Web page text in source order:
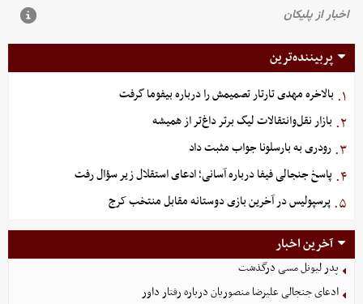
پربیننده‌ترین
۱. بالاخره مهدی تارتار تصمیمش را درباره بیفوما گرفت
۲. بازار نقل‌وانتقالات لیگ برتر داغ‌تر از همیشه
۳. رودری به بارسلونا جواب مثبت داد
۴. پاسخ جنجالی فیفا درباره آسانی؛ ادعای استقلال زیر سؤال رفت
۵. پرسپولیس در آخرین بازی دوستانه مقابل منتخب کرج
آخرین اخبار
پدر لیونل مسی درگذشت
ادعای جنجالی علیرضا منصوریان درباره رفتار داور